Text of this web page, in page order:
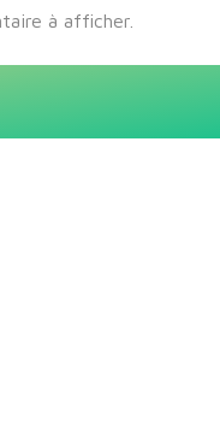
à afficher.